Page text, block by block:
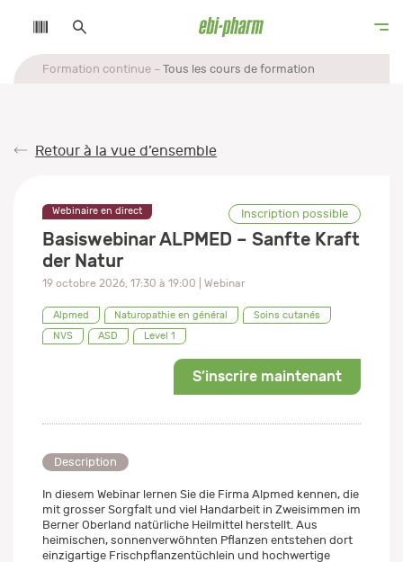
Formation continue Tous les cours de formation
Retour à la vue d’ensemble
Webinaire en direct Inscription possible
Basiswebinar ALPMED – Sanfte Kraft
der Natur
19 octobre 2026, 17:30 à 19:00 | Webinar
Alpmed Naturopathie en général
Soins cutanés
NVS
ASD Level 1
S’inscrire maintenant
Description
In diesem Webinar lernen Sie die Firma Alpmed kennen, die
mit grosser Sorgfalt und viel Handarbeit in Zweisimmen im
Berner Oberland natürliche Heilmittel herstellt. Aus
heimischen, sonnenverwöhnten Pflanzen entstehen dort
einzigartige Frischpflanzentüchlein und hochwertige